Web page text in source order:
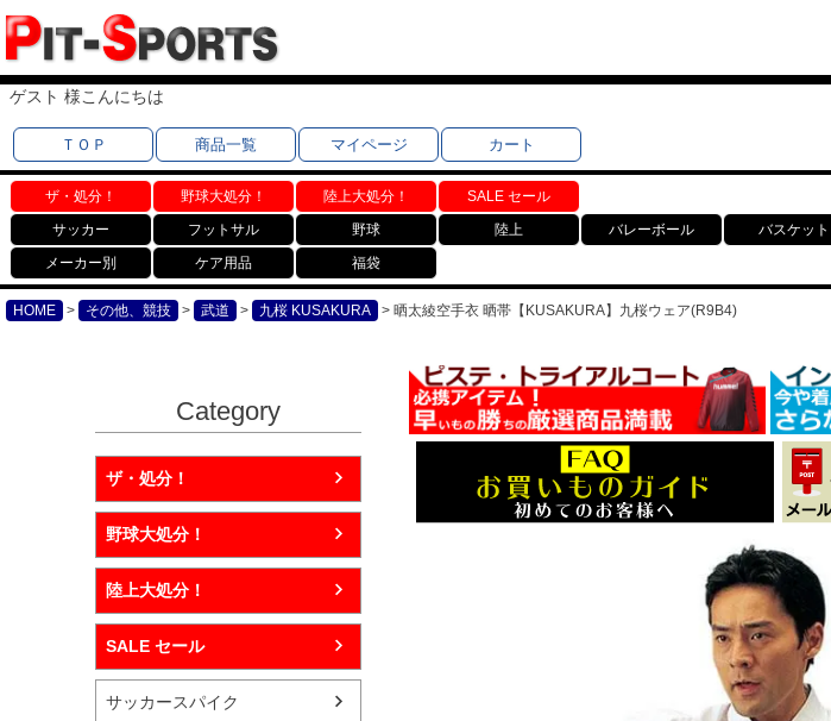
ゲスト 様こんにちは
ＴＯＰ 商品一覧 マイページ カート
ザ・処分！ 野球大処分！ 陸上大処分！
SALE セール
サッカー
フットサル 野球 陸上 バレーボール バスケット
メーカー別
ケア用品 福袋
HOME その他、競技 武道 九桜 KUSAKURA 晒太綾空手衣 晒帯【KUSAKURA】九桜ウェア(R9B4)
Category
ザ・処分！
野球大処分！
陸上大処分！
SALE セール
サッカースパイク